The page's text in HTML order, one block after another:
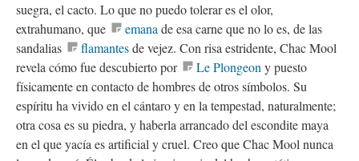
suegra, el cacto. Lo que no puedo tolerar es el olor,
extrahumano, que
emana de esa carne que no lo es, de las
sandalias
flamantesde vejez. Con risa estridente, Chac Mool
revela cómo fue descubierto por
Le Plongeon y puesto
físicamente en contacto de hombres de otros símbolos. Su
espíritu ha vivido en el cántaro y en la tempestad, naturalmente;
otra cosa es su piedra, y haberla arrancado del escondite maya
en el que yacía es artificial y cruel. Creo que Chac Mool nunca